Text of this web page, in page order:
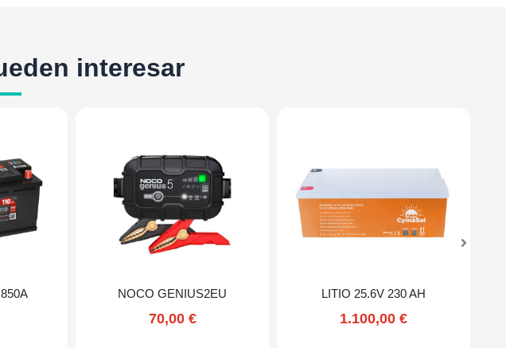
interesar
NOCO GENIUS2EU
70,00 €
LITIO 25.6V 230 AH
1.100,00€